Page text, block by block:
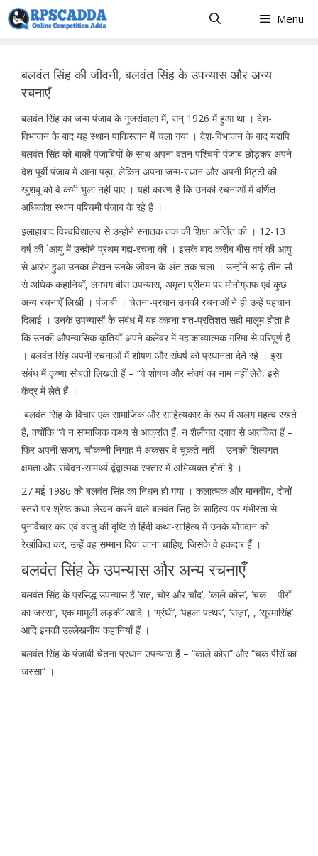
Skip
to
Menu
बलवंत सिंह की जीवनी, बलवंत सिंह के उपन्यास और अन्य
रचनाएँ
बलवंत सिंह का जन्म पंजाब के गुजरांवाला में, सन् 1926 में हुआ था । देश-
विभाजन के बाद यह स्थान पाकिस्तान में चला गया । देश-विभाजन के बाद यद्यपि
बलवंत सिंह को बाकी पंजाबियों के साथ अपना वतन पश्चिमी पंजाब छोड़कर अपने
देश पूर्वी पंजाब में आना पड़ा, लेकिन अपना जन्म-स्थान और अपनी मिट्टी की
खुशबू को वे कभी भुला नहीं पाए । यही कारण है कि उनकी रचनाओं में वर्णित
अधिकांश स्थान पश्चिमी पंजाब के रहे हैं ।
इलाहाबाद विश्वविद्यालय से उन्होंने स्नातक तक की शिक्षा अर्जित की । 12-13
वर्ष की `आयु में उन्होंने प्रथम गद्य-रचना की । इसके बाद करीब बीस वर्ष की आयु
से आरंभ हुआ उनका लेखन उनके जीवन के अंत तक चला । उन्होंने साढ़े तीन सौ
से अधिक कहानियाँ, लगभग बीस उपन्यास, अमृता प्रीतम पर मोनोग्राफ एवं कुछ
अन्य रचनाएँ लिखीं । पंजाबी । चेतना-प्रधान उनकी रचनाओं ने ही उन्हें पहचान
दिलाई । उनके उपन्यासों के संबंध में यह कहना शत-प्रतिशत सही मालूम होता है
कि उनकी औपन्यासिक कृतियाँ अपने कलेवर में महाकाव्यात्मक गरिमा से परिपूर्ण हैं
। बलवंत सिंह अपनी रचनाओं में शोषण और संघर्ष को प्रधानता देते रहे । इस
संबंध में कृष्णा सोबती लिखती हैं – “वे शोषण और संघर्ष का नाम नहीं लेते, इसे
केंद्र में लेते हैं ।
बलवंत सिंह के विचार एक सामाजिक और साहित्यकार के रूप में अलग महत्व रखते
हैं, क्योंकि “वे न सामाजिक कथ्य से आक्रांत हैं, न शैलीगत दबाव से आतंकित हैं –
फिर अपनी सजग, चौकन्नी निगाह में अकसर वे चूकते नहीं । उनकी शिल्पगत
क्षमता और संवेदन-सामर्थ्य द्वंद्वात्मक रफ्तार में अभिव्यक्त होती है ।
27 मई 1986 को बलवंत सिंह का निधन हो गया । कलात्मक और मानवीय, दोनों
स्तरों पर श्रेष्ठ कथा-लेखन करने वाले बलवंत सिंह के साहित्य पर गंभीरता से
पुनर्विचार कर एवं वस्तु की दृष्टि से हिंदी कथा-साहित्य में उनके योगदान को
रेखांकित कर, उन्हें वह सम्मान दिया जाना चाहिए, जिसके वे हकदार हैं ।
बलवंत सिंह के उपन्यास और अन्य रचनाएँ
बलवंत सिंह के प्रसिद्ध उपन्यास हैं ‘रात, चोर और चाँद’, ‘काले कोस’, ‘चक – पीराँ
का जस्सा’, ‘एक मामूली लड़की’ आदि । ‘ग्रंथी’, ‘पहला पत्थर’, ‘सज़ा’, , ‘सूरमासिंह’
आदि इनकी उल्लेखनीय कहानियाँ हैं ।
बलवंत सिंह के पंजाबी चेतना प्रधान उपन्यास हैं – “काले कोस” और “चक पीरों का
जस्सा” ।